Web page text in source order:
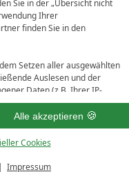
Sie in der „Übersicht nicht
Ihrer
finden Sie in den
Setzen aller ausgewählten
Auslesen und der
Daten (z.B. Ihrer IP-
Falls Sie damit nicht
Cookies“. Eine
nicht essenzieller Cookies“
dieser Website oder in den
Alle akzeptieren
Cookies
Impressum